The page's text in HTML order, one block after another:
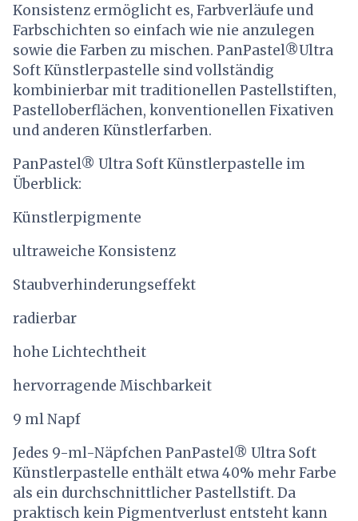
Konsistenz ermöglicht es, Farbverläufe und
Farbschichten so einfach wie nie anzulegen
sowie die Farben zu mischen. PanPastel®Ultra
Soft Künstlerpastelle sind vollständig
kombinierbar mit traditionellen Pastellstiften,
Pastelloberflächen, konventionellen Fixativen
und anderen Künstlerfarben.
PanPastel® Ultra Soft Künstlerpastelle im
Überblick:
Künstlerpigmente
ultraweiche Konsistenz
Staubverhinderungseffekt
radierbar
hohe Lichtechtheit
hervorragende Mischbarkeit
9 ml Napf
Jedes 9-ml-Näpfchen PanPastel® Ultra Soft
Künstlerpastelle enthält etwa 40% mehr Farbe
als ein durchschnittlicher Pastellstift. Da
praktisch kein Pigmentverlust entsteht kann